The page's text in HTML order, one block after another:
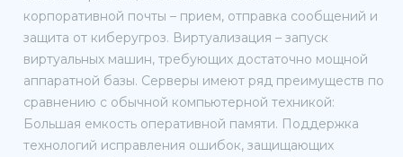
корпоративной почты – прием, отправка сообщений и
защита от киберугроз. Виртуализация – запуск
виртуальных машин, требующих достаточно мощной
аппаратной базы. Серверы имеют ряд преимуществ по
сравнению с обычной компьютерной техникой:
Большая емкость оперативной памяти. Поддержка
технологий исправления ошибок, защищающих